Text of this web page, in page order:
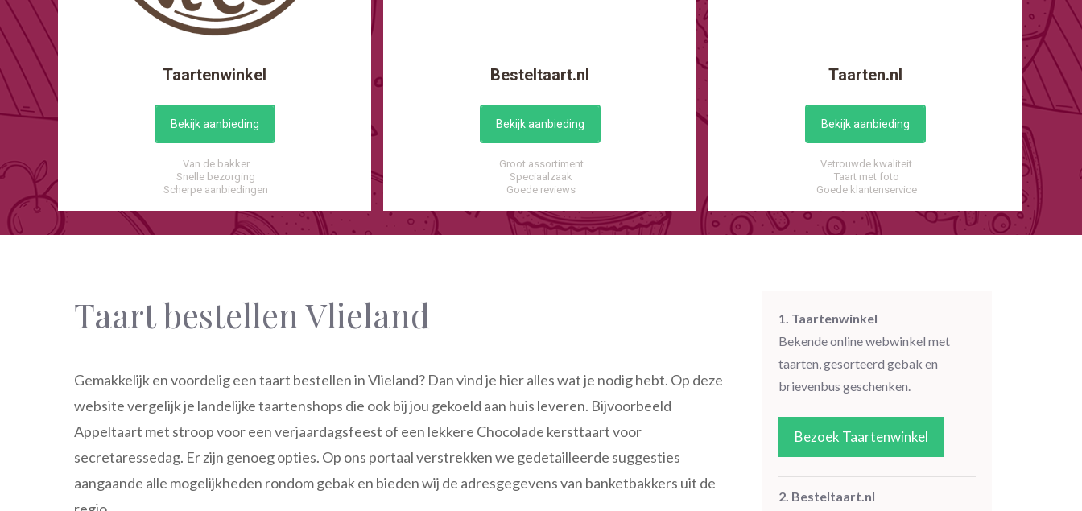
Taartenwinkel
Bekijk aanbieding
Van de bakker
Snelle bezorging
Scherpe aanbiedingen
Besteltaart.nl
Bekijk aanbieding
Groot assortiment
Speciaalzaak
Goede reviews
Taarten.nl
Bekijk aanbieding
Vetrouwde kwaliteit
Taart met foto
Goede klantenservice
Taart bestellen Vlieland
Gemakkelijk en voordelig een taart bestellen in Vlieland? Dan vind je hier alles wat je nodig hebt. Op deze
website vergelijk je landelijke taartenshops die ook bij jou gekoeld aan huis leveren. Bijvoorbeeld
Appeltaart met stroop voor een verjaardagsfeest of een lekkere Chocolade kersttaart voor
secretaressedag. Er zijn genoeg opties. Op ons portaal verstrekken we gedetailleerde suggesties
aangaande alle mogelijkheden rondom gebak en bieden wij de adresgegevens van banketbakkers uit de
1. Taartenwinkel
Bekende online webwinkel met
taarten, gesorteerd gebak en
brievenbus geschenken.
Bezoek Taartenwinkel
2. Besteltaart.nl